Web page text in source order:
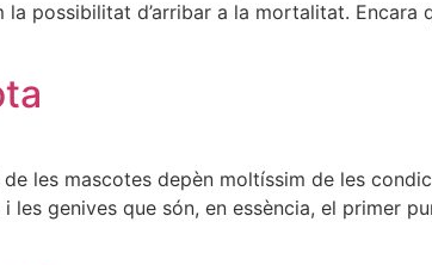
possibilitat d’arribar a la mortalitat. Encara
les mascotes depèn moltíssim de les
genives que són, en essència, el primer